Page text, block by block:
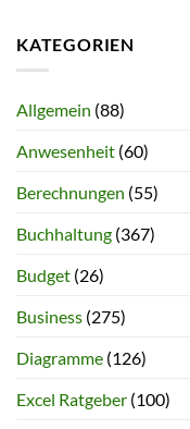
KATEGORIEN
Allgemein (88)
Anwesenheit (60)
Berechnungen (55)
Buchhaltung (367)
Budget (26)
Business (275)
Diagramme (126)
Excel Ratgeber (100)